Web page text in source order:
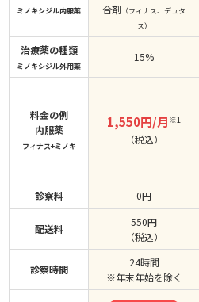
ミノキシジル内服薬
合剤 （フィナス、デュタ
ス）
治療薬の種類
ミノキシジル外用薬
15%
料金の例
内服薬
フィナス+ミノキ
1,550円/月 ※1
（税込）
診察料 0円
配送料
550円
（税込）
診察時間
24時間
※年末年始を除く